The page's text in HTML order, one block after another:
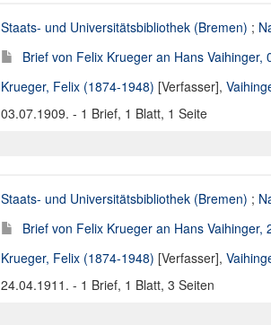
Staats- und Universitätsbibliothek (Bremen) ;
Brief von Felix Krueger an Hans Vaihinger,
Krueger, Felix (1874-1948) [Verfasser],
03.07.1909. - 1 Brief, 1 Blatt, 1 Seite
Staats- und Universitätsbibliothek (Bremen) ;
Brief von Felix Krueger an Hans Vaihinger,
Krueger, Felix (1874-1948) [Verfasser],
24.04.1911. - 1 Brief, 1 Blatt, 3 Seiten